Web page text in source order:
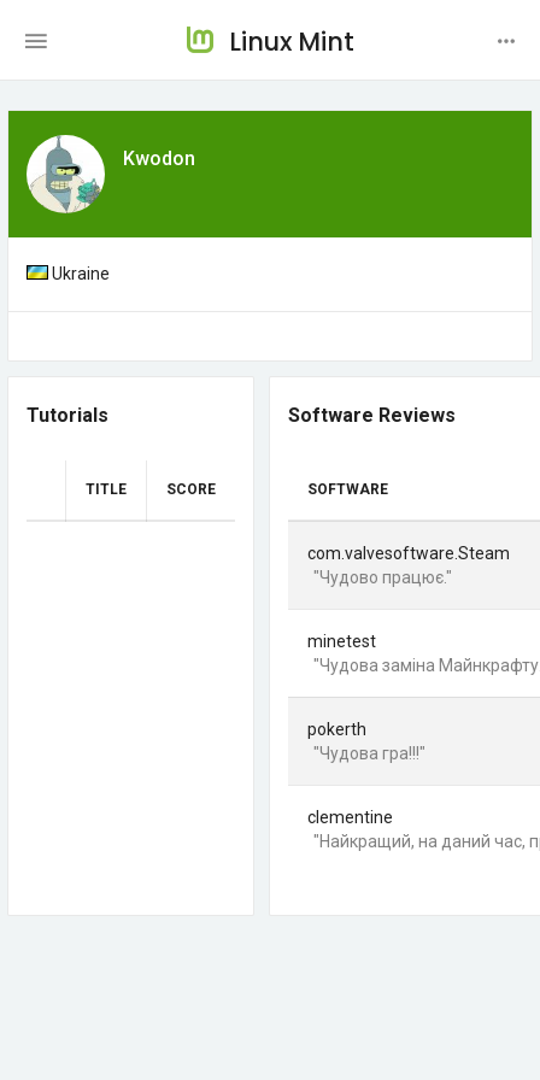
Linux Mint
Kwodon
Ukraine
Tutorials
TITLE SCORE
Software Reviews
SOFTWARE
com.valvesoftware.Steam
"Чудово працює."
minetest
"Чудова заміна
pokerth
"Чудова гра!!!"
clementine
"Найкращий, на даний час,